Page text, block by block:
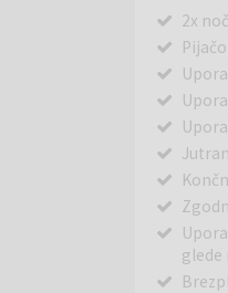
2x
glede